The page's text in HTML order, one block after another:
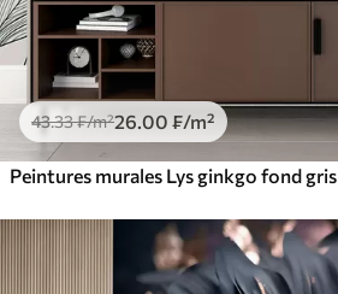
43.33₣/m²26.00 ₣/m²
Peintures murales Lys ginkgo fond gris